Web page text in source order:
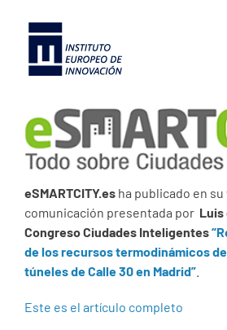
content
eSMARTCITY.es ha publicado en su
comunicación presentada por Luis
Congreso Ciudades Inteligentes
de los recursos termodinámicos
túneles de Calle 30 en Madrid”
Este es el artículo completo